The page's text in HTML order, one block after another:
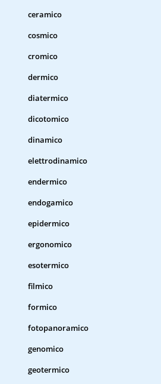
ceramico
cosmico
cromico
dermico
diatermico
dicotomico
dinamico
elettrodinamico
endermico
endogamico
epidermico
ergonomico
esotermico
filmico
formico
fotopanoramico
genomico
geotermico